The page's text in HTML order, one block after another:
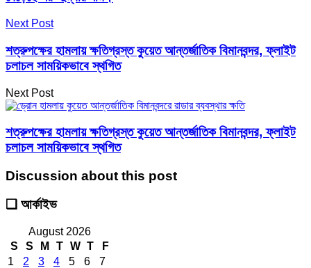
Next Post
শত্রুপক্ষের হামলায় ক্ষতিগ্রস্ত কুয়েত আন্তর্জাতিক বিমানবন্দর, ফ্লাইট
চলাচল সাময়িকভাবে স্থগিত
Next Post
শত্রুপক্ষের হামলায় ক্ষতিগ্রস্ত কুয়েত আন্তর্জাতিক বিমানবন্দর, ফ্লাইট
চলাচল সাময়িকভাবে স্থগিত
Discussion about this post
❑ আর্কাইভ
August 2026
S
S M T W T
F
1
2 3 4 5 6
7